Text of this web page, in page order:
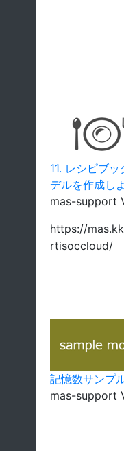
11. レシピブ
デルを作成し
mas-support
https://
rtisoccloud/
記憶数サンプ
mas-support